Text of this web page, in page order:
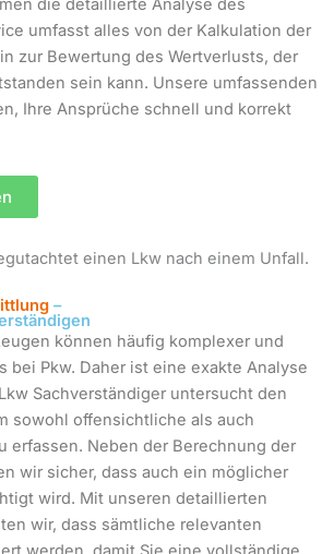
umfasst alles von der Kalkulation der
zur Bewertung des Wertverlusts, der
sein kann. Unsere umfassenden
Ihre Ansprüche schnell und korrekt
–
können häufig komplexer und
bei Pkw. Daher ist eine exakte Analyse
Sachverständiger untersucht den
sowohl offensichtliche als auch
erfassen. Neben der Berechnung der
wir sicher, dass auch ein möglicher
wird. Mit unseren detaillierten
wir, dass sämtliche relevanten